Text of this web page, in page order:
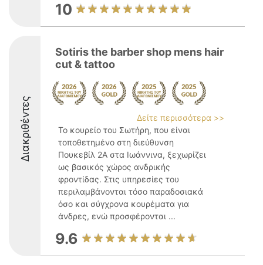
10
Διακριθέντες
Sotiris the barber shop mens hair
cut & tattoo
Δείτε περισσότερα >>
Το κουρείο του Σωτήρη, που είναι
τοποθετημένο στη διεύθυνση
Πουκεβίλ 2Α στα Ιωάννινα, ξεχωρίζει
ως βασικός χώρος ανδρικής
φροντίδας. Στις υπηρεσίες του
περιλαμβάνονται τόσο παραδοσιακά
όσο και σύγχρονα κουρέματα για
άνδρες, ενώ προσφέρονται ...
9.6